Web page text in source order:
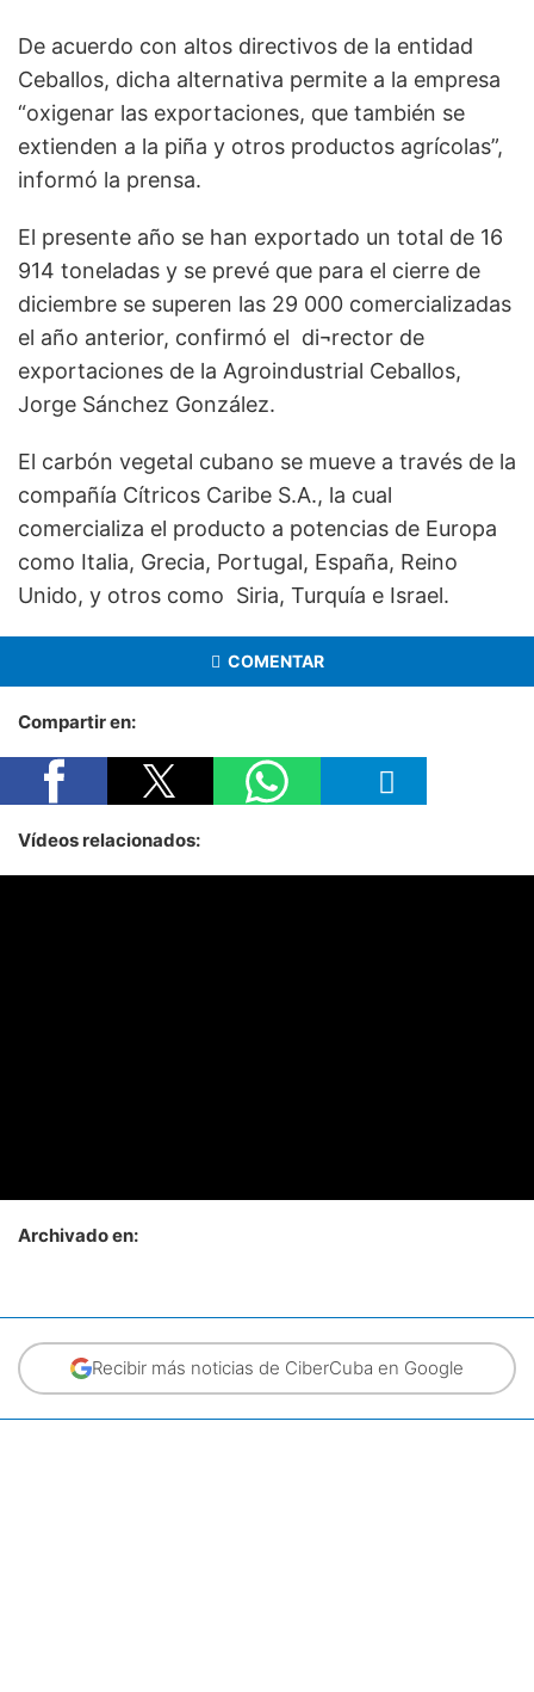
De acuerdo con altos directivos de la entidad
Ceballos, dicha alternativa permite a la empresa
“oxigenar las exportaciones, que también se
extienden a la piña y otros productos agrícolas”,
informó la prensa.
El presente año se han exportado un total de 16
914 toneladas y se prevé que para el cierre de
diciembre se superen las 29 000 comercializadas
el año anterior, confirmó el di¬rector de
exportaciones de la Agroindustrial Ceballos,
Jorge Sánchez González.
El carbón vegetal cubano se mueve a través de la
compañía Cítricos Caribe S.A., la cual
comercializa el producto a potencias de Europa
como Italia, Grecia, Portugal, España, Reino
Unido, y otros como Siria, Turquía e Israel.
COMENTAR
Compartir en:
Vídeos relacionados:
Archivado en:
Recibir más noticias de CiberCuba en Google